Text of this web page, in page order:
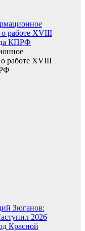
работе XVIII